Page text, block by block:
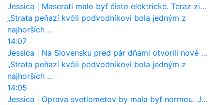
Jessica
Maserati malo byť čisto elektrické. Teraz zisťuje, že potrebuje nový osemvalcový motor
„Strata peňazí kvôli podvodníkovi bola jedným z
najhorších ...
14:07
Jessica
Na Slovensku pred pár dňami otvorili nové mosty, ktoré to sú?
„Strata peňazí kvôli podvodníkovi bola jedným z
najhorších ...
14:05
Jessica
Oprava svetlometov by mala byť normou. Jeden nový dnes stojí priemerne 1251 eur!